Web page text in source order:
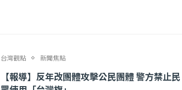
台灣觀點 新聞焦點
【報導】反年改團體攻擊公民團體 警方禁止民